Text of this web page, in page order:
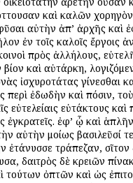
καὶ καλῶν
αὐτὴν ἀπ’ ἀρχῆς καὶ
ἐν τοῖς καλοῖς ἔργοις
πρὸς ἀλλήλους,
καὶ αὐτάρκη,
ἰσχυροτάτας γίνεσθαι
περὶ ἐδωδὴν καὶ πόσιν,
εὐτελείαις εὐτάκτους καὶ
ἐγκρατεῖς. ἐφ’ ᾧ καὶ
αὐτὴν ὁμοίως βασιλεῦσί
ἐτάνυσσε τράπεζαν, σῖτον
δαιτρὸς δὲ κρειῶν
τούτων ὀπτῶν καὶ ὡς